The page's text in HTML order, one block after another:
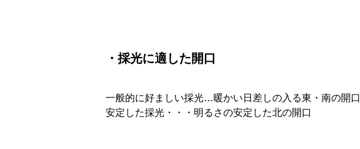
・採光に適した開口
一般的に好ましい採光…暖かい日差しの入る東・南の開口
安定した採光・・・明るさの安定した北の開口